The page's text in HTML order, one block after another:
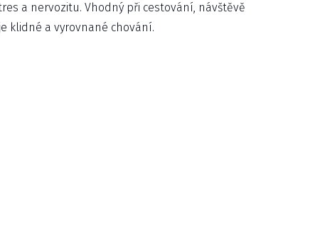
a nervozitu. Vhodný při cestování, návštěvě
klidné a vyrovnané chování.